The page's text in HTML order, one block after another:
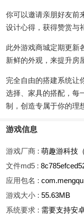
你可以邀请亲朋好友前
设计心得，获得赞赏与
此外游戏商城定期更新
新鲜的外观，来提升房
完全自由的搭建系统让
选择、家具的搭配，每
制，创造专属于你的理
游戏信息
游戏厂商 : 萌趣游科技
文件md5 :
应用包名 :
游戏大小 : 55.63MB
系统要求 : 需要支持安